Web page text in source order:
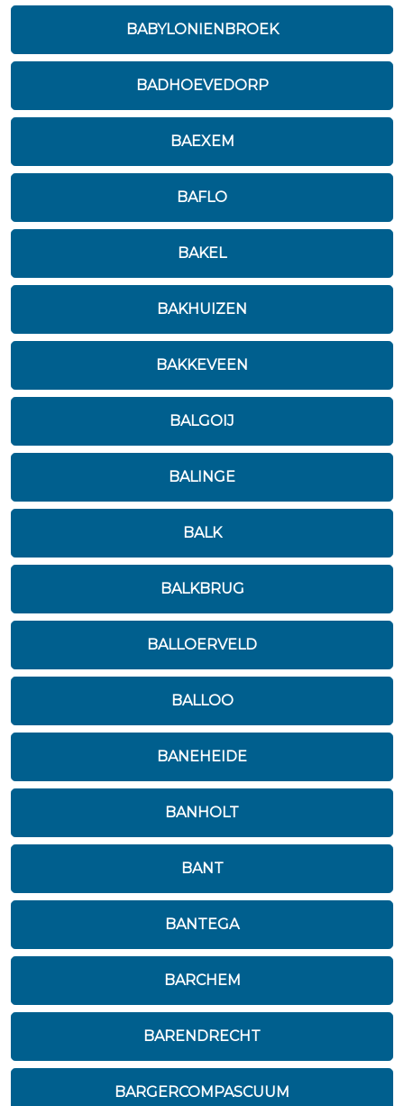
BABYLONIENBROEK
BADHOEVEDORP
BAEXEM
BAFLO
BAKEL
BAKHUIZEN
BAKKEVEEN
BALGOIJ
BALINGE
BALK
BALKBRUG
BALLOERVELD
BALLOO
BANEHEIDE
BANHOLT
BANT
BANTEGA
BARCHEM
BARENDRECHT
BARGERCOMPASCUUM